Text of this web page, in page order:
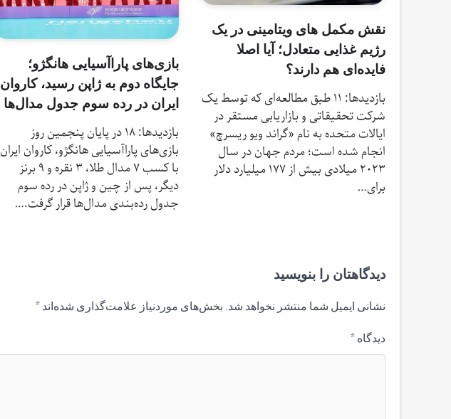
نقش مکمل‌ های ویتامینی در یک
رژیم غذایی متعادل؛ آیا اصلا
فایده‌ای هم دارند؟
بازدیدها: 11 طبق مطالعه‌ای که توسط یک
شرکت تحقیقاتی و بازاریابی مستقر در
ایالات متحده به نام «گراند ویو ریسرچ»
انجام شده است؛ مردم جهان در سال
۲۰۲۳ میلادی بیش از ۱۷۷ میلیارد دلار
برای…
بازی‌های پاراآسیایی هانگژو؛
جایگاه دوم به ژاپن رسید، کاروان
ایران در رده سوم جدول مدال‌ها
بازدیدها: 18 در پایان پنجمین روز
بازی‌های پاراآسیایی هانگژو، کاروان ایران
با کسب ۷ مدال طلا، ۳ نقره و ۹ برنز
دیگر، پس از چین و ژاپن در رده سوم
جدول رده‌بندی مدال‌ها قرار گرفت.…
دیدگاهتان را بنویسید
نشانی ایمیل شما منتشر نخواهد شد. بخش‌های موردنیاز علامت‌گذاری شده‌اند *
دیدگاه *